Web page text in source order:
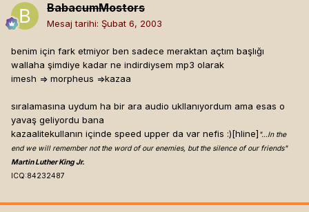
tarihinde demiş ki:
Allaahhhh dedim internetlke ilgili
açtım
aynen abi
Absent Friends...
kings of chaos
+1[hline]Playing : Uo,Daoc,Eve,Cs
Played:Ao,TF,HL,Dc,HellBreath
Yorumcusu)
BabacumMostors
Mesaj tarihi: Şubat 6, 2003
benim için fark etmiyor ben sadece meraktan açtım başlığı
wallaha şimdiye kadar ne indirdiysem mp3 olarak
imesh => morpheus =>kazaa
sıralamasına uydum ha bir ara audio ukllanıyordum ama esas o
yavaş geliyordu bana
kazaalitekullanın içinde speed upper da var nefis :)[hline] "...In the
end we will remember not the word of our enemies, but the silence of our friends"
Martin Luther King Jr.
ICQ:84232487